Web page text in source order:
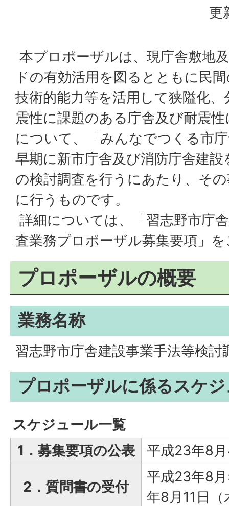
更
本プロポーザルは、現庁舎敷地
ドの有効活用を図るとともに民
技術的能力等を活用して狭隘化
震性に課題のある庁舎及び耐震
について、「みんなでつくる市
早期に新市庁舎及び消防庁舎建
の検討調査を行うにあたり、そ
に行うものです。
詳細については、「習志野市庁
査業務プロポーザル募集要項」
プロポーザルの概要
業務名称
習志野市庁舎建設事業手法等検討
プロポーザルに係るスケ
スケジュール一覧
1．募集要項の公表
平成23年8
2．質問書の受付
平成23年8
年8月11日（